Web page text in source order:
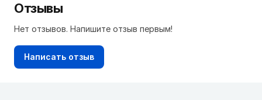
Отзывы
Нет отзывов. Напишите отзыв первым!
Написать отзыв